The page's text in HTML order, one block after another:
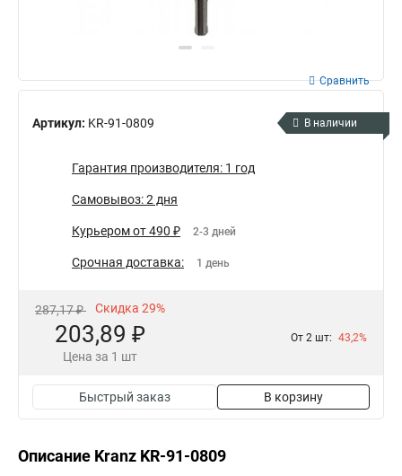
Артикул: KR-91-0809
Сравнить
В наличии
Гарантия производителя: 1 год
Самовывоз: 2 дня
Курьером от 490 ₽ 2-3 дней
Срочная доставка: 1 день
287,17 ₽ Скидка 29%
203,89 ₽
Цена за 1 шт
От 2 шт: 43,2%
Быстрый заказ В корзину
Описание Kranz KR-91-0809